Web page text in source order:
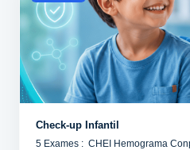
Check-up Infantil
5 Exames : CHEI Hemograma Conpleto ; Ferro ; Ferritina ; Urina